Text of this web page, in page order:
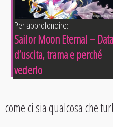
Per approfondire:
Sailor Moon Eternal – Data
d’uscita, trama e perché
vederlo
come ci sia qualcosa che